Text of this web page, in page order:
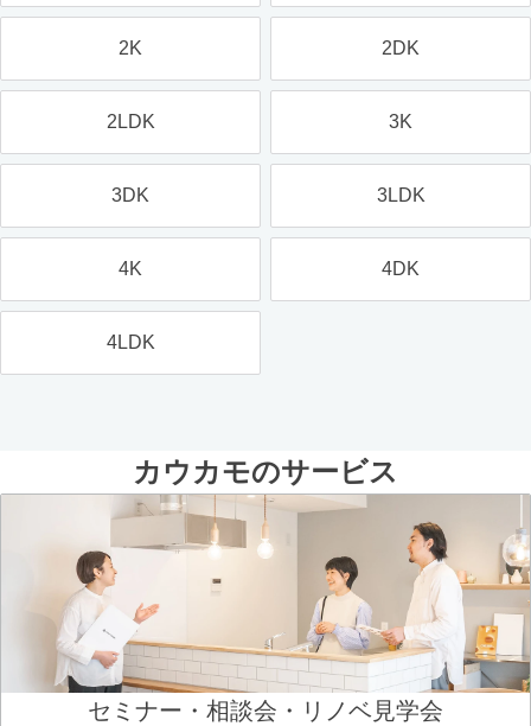
2K 2DK
2LDK 3K
3DK 3LDK
4K 4DK
4LDK
カウカモのサービス
セミナー・相談会・リノベ見学会